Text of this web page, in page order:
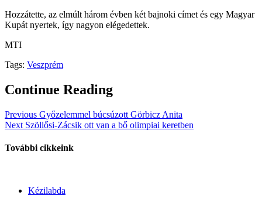
Hozzátette, az elmúlt három évben két bajnoki címet és egy Magyar
Kupát nyertek, így nagyon elégedettek.
MTI
Tags: Veszprém
Continue Reading
Previous Győzelemmel búcsúzott Görbicz Anita
Next Szöllősi-Zácsik ott van a bő olimpiai keretben
További cikkeink
Kézilabda